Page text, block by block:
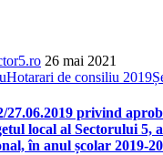
26 mai 2021
Hotarari de consiliu 2019
27.06.2019 privind
local al Sectorului 5,
în anul școlar 2019-